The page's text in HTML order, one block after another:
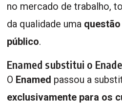
no mercado de trabalho,
da qualidade uma
público.
Enamed substitui o
O Enamed passou a
exclusivamente para os